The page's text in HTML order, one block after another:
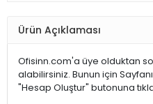
Ürün Açıklaması
Ofisinn.com'a üye olduktan
alabilirsiniz. Bunun için
"Hesap Oluştur" butonuna